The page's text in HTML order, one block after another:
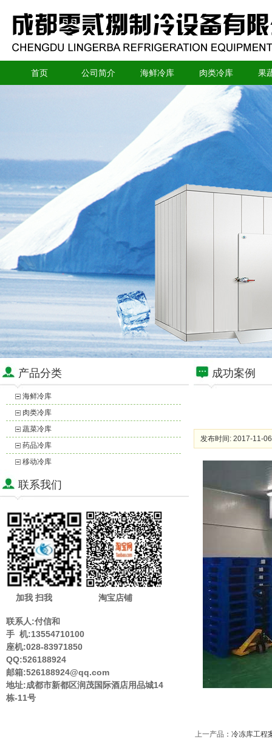
首页 公司简介 海鲜冷库 肉类冷库 果
产品分类
海鲜冷库
肉类冷库
蔬菜冷库
药品冷库
移动冷库
联系我们
加我 扫我 淘宝店铺
联系人:付信和
手 机:13554710100
座机:028-83971850
QQ:526188924
邮箱:526188924@qq.com
地址:成都市新都区润茂国际酒店用品城14
栋-11号
成功案例
发布时间: 2017-11-
上一产品 ： 冷冻库工程